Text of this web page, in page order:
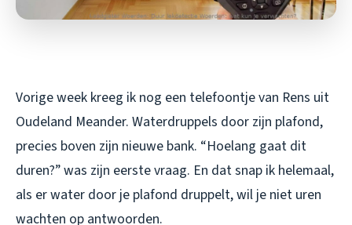
Vorige week kreeg ik nog een telefoontje van Rens uit
Oudeland Meander. Waterdruppels door zijn plafond,
precies boven zijn nieuwe bank. “Hoelang gaat dit
duren?” was zijn eerste vraag. En dat snap ik helemaal,
als er water door je plafond druppelt, wil je niet uren
wachten op antwoorden.